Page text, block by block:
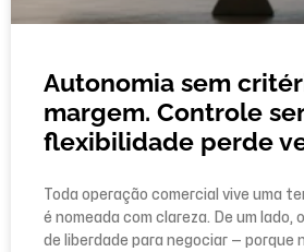
Autonomia sem
margem. Controle
flexibilidade perde
Toda operação comercial vive uma
é nomeada com clareza. De um lado,
de liberdade para negociar — porque